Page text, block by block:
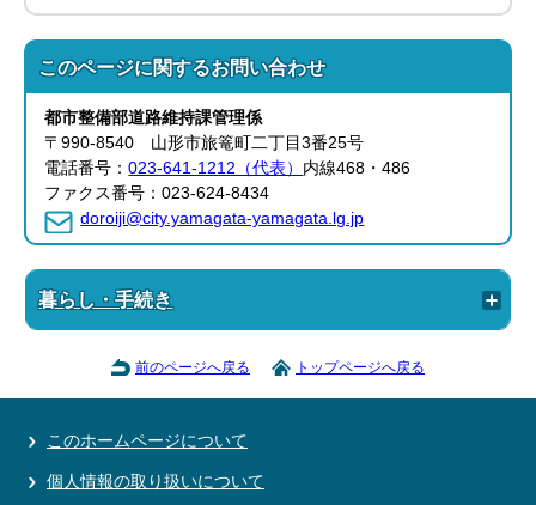
このページに関するお問い合わせ
都市整備部道路維持課管理係
〒990-8540 山形市旅篭町二丁目3番25号
電話番号：023-641-1212（代表） 内線468・486
ファクス番号：023-624-8434
doroiji@city.yamagata-yamagata.lg.jp
暮らし・手続き
前のページへ戻る トップページへ戻る
このホームページについて
個人情報の取り扱いについて